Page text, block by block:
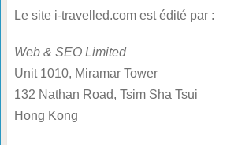
Le site i-travelled.com est édité par :
Web & SEO Limited
Unit 1010, Miramar Tower
132 Nathan Road, Tsim Sha Tsui
Hong Kong